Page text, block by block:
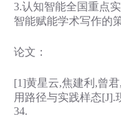
3.认知智能全国重点
智能赋能学术写作的
论文：
[1]黄星云,焦建利,曾
用路径与实践样态[J].
34.